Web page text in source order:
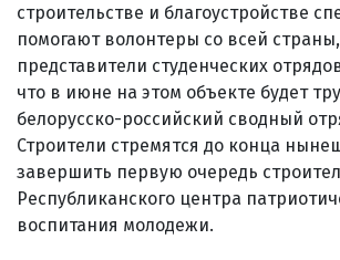
строительстве и благоустройстве
помогают волонтеры со всей
представители студенческих
что в июне на этом объекте будет
белорусско-российский сводный
Строители стремятся до конца
завершить первую очередь
Республиканского центра
воспитания молодежи.